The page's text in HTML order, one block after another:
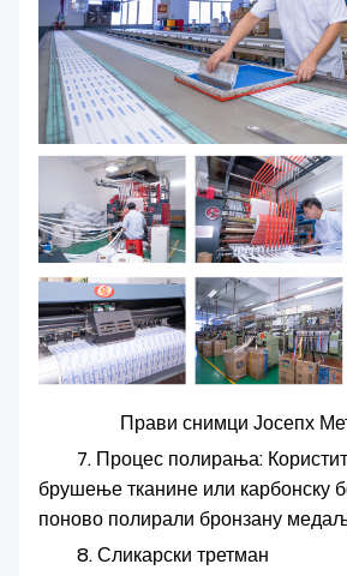
Прави снимци Јосепх
7. Процес полирања:
брушење тканине или карбонску
поново полирали бронзану
8. Сликарски третман